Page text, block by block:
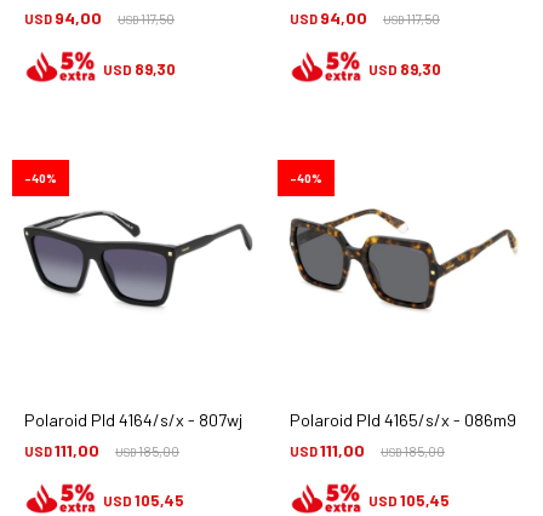
USD 94,00 USD117,50
USD 89,30
USD 94,00 USD117,50
USD 89,30
Polaroid Pld 4164/s/x - 807wj
USD111,00 USD185,00
40
USD 105,45
Polaroid Pld 4165/s/x - 086m9
USD111,00 USD185,00
40
USD 105,45